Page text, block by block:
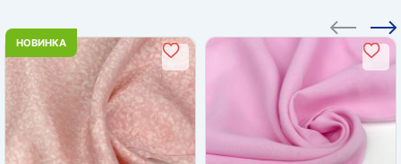
НОВИНКА